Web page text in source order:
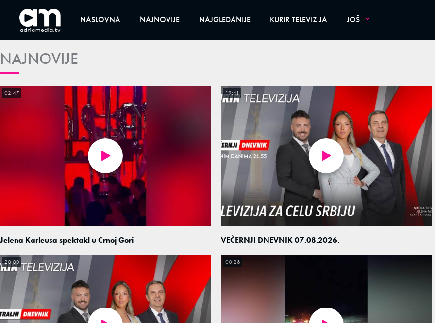
NASLOVNA NAJNOVIJE NAJGLEDANIJE KURIR TELEVIZIJA JOŠ
NAJNOVIJE
Jelena Karleusa spektakl u Crnoj Gori
02:47
VEČERNJI DNEVNIK 07.08.2026.
19:41
20:00 00:28